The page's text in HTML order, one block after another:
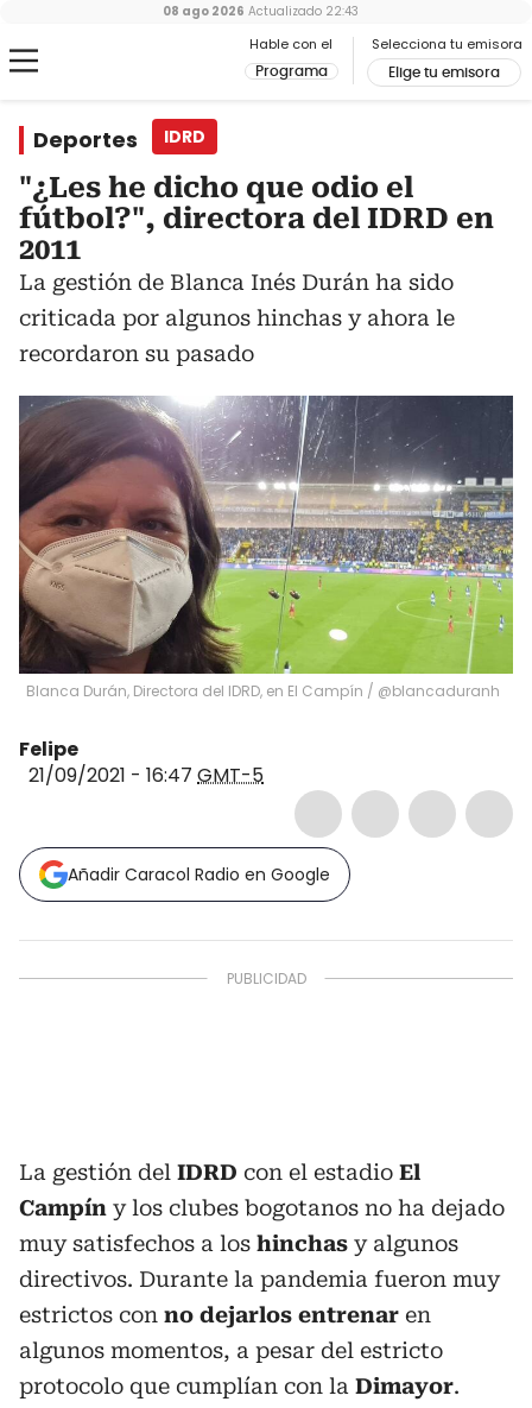
Hable con el
Programa
Selecciona tu emisora
Elige tu emisora
08 ago 2026 Actualizado 22:43
Deportes IDRD
"¿Les he dicho que odio el
fútbol?", directora del IDRD en
2011
La gestión de Blanca Inés Durán ha sido
criticada por algunos hinchas y ahora le
recordaron su pasado
Blanca Durán, Directora del IDRD, en El Campín / @blancaduranh
Felipe
21/09/2021 - 16:47 GMT-5
Añadir Caracol Radio en Google
La gestión del IDRD con el estadio El
Campín y los clubes bogotanos no ha dejado
muy satisfechos a los hinchas y algunos
directivos. Durante la pandemia fueron muy
estrictos con no dejarlos entrenar en
algunos momentos, a pesar del estricto
protocolo que cumplían con la Dimayor.